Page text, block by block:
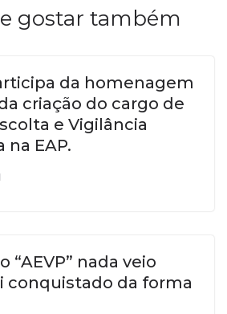
gostar também
da homenagem
criação do cargo de
e Vigilância
na EAP.
“AEVP” nada veio
conquistado da forma